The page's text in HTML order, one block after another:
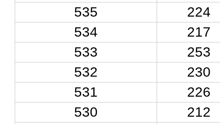
535
224
534
217
533
253
532
230
531
226
530
212